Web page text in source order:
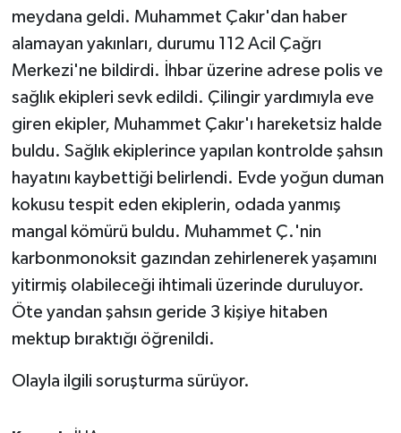
meydana geldi. Muhammet Çakır'dan haber
alamayan yakınları, durumu 112 Acil Çağrı
Merkezi'ne bildirdi. İhbar üzerine adrese polis ve
sağlık ekipleri sevk edildi. Çilingir yardımıyla eve
giren ekipler, Muhammet Çakır'ı hareketsiz halde
buldu. Sağlık ekiplerince yapılan kontrolde şahsın
hayatını kaybettiği belirlendi. Evde yoğun duman
kokusu tespit eden ekiplerin, odada yanmış
mangal kömürü buldu. Muhammet Ç.'nin
karbonmonoksit gazından zehirlenerek yaşamını
yitirmiş olabileceği ihtimali üzerinde duruluyor.
Öte yandan şahsın geride 3 kişiye hitaben
mektup bıraktığı öğrenildi.
Olayla ilgili soruşturma sürüyor.
GÜNDEM
Güvenlik
HABERDE İNSAN
İNSAN
İş Dünyası
Jandarma
Kadın
KÜLTÜR SANAT
MAGAZİN